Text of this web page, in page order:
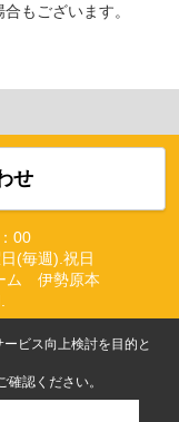
もございます。
せ
00
(毎週).祝日
ム 伊勢原本
ビス向上検討を目的と
確認ください。